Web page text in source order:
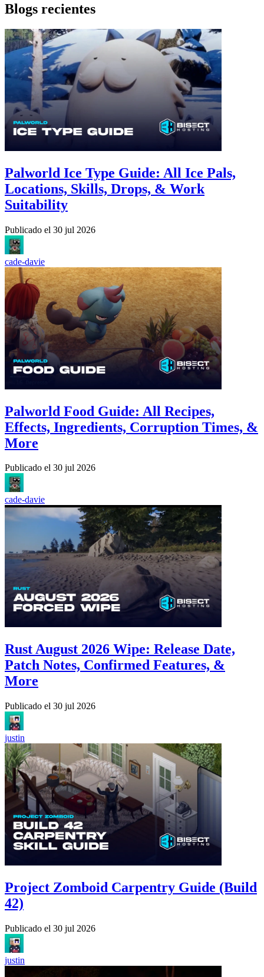
Blogs recientes
Palworld Ice Type Guide: All Ice Pals,
Locations, Skills, Drops, & Work
Suitability
Publicado el 30 jul 2026
cade-davie
Palworld Food Guide: All Recipes,
Effects, Ingredients, Corruption Times, &
More
Publicado el 30 jul 2026
cade-davie
Rust August 2026 Wipe: Release Date,
Patch Notes, Confirmed Features, &
More
Publicado el 30 jul 2026
justin
Project Zomboid Carpentry Guide (Build
42)
Publicado el 30 jul 2026
justin